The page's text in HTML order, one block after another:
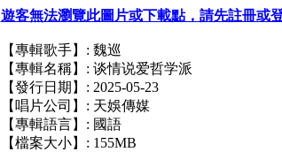
遊客無法瀏覽此圖片或下載點，請先註冊或登
【專輯歌手】: 魏巡
【專輯名稱】: 谈情说爱哲学派
【發行日期】: 2025-05-23
【唱片公司】: 天娛傳媒
【專輯語言】: 國語
【檔案大小】: 155MB